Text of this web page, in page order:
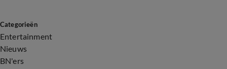
Categorieën
Entertainment
Nieuws
BN'ers